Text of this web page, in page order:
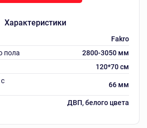
Характеристики
Fakro
пола
2800-3050 мм
120*70 см
66 мм
ДВП, белого цвета